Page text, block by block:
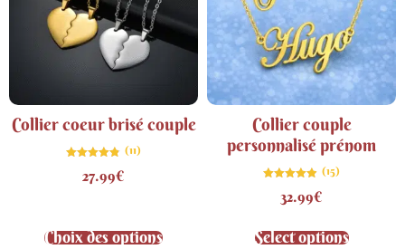
Collier coeur brisé couple
4.82
sur 5
(11)
27.99€
Choix des options
Collier couple
personnalisé prénom
4.87
sur 5
(15)
32.99€
Select options